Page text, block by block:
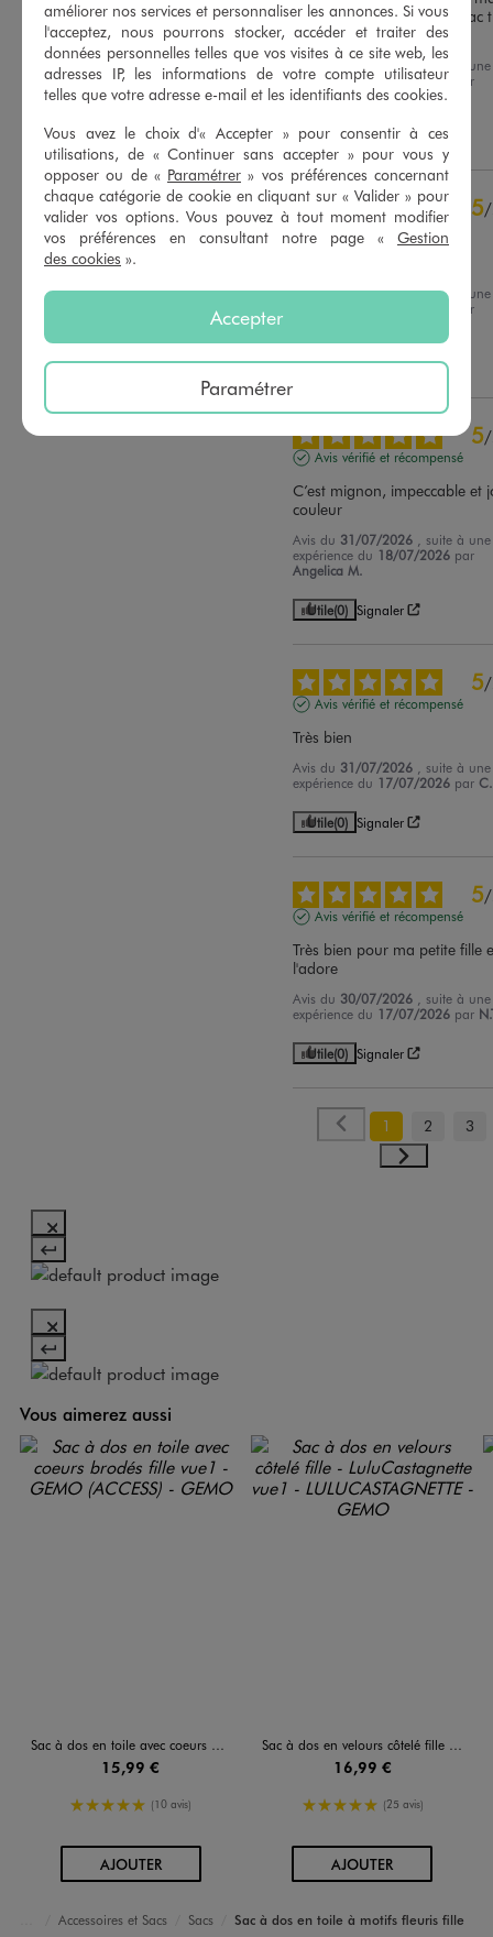
Basé sur13 avis soumis à un
contrôle
Voir tous les avis sur ce site
5étoiles
12
4étoiles
1
3étoiles
0
2étoiles
0
1étoile 0
Trier les avis
petite fille pour la mam , sac
pratique
Avis du 07/08/2026
, suite à une
expérience du
25/07/2026
par
Coralie B.
Utile (0) Signaler
5/
Avis vérifié et récompensé
Avis du03/08/2026 , suite à une
par
Utile(0) Signaler
5/
Avis vérifié et récompensé
C’est mignon, impeccable et
couleur
Avis du 31/07/2026
, suite à une
expérience du 18/07/2026 par
Angelica M.
Utile(0) Signaler
5/
Avis vérifié et récompensé
Très bien
Avis du 31/07/2026
, suite à une
expérience du 17/07/2026 par
Utile(0) Signaler
5/
Avis vérifié et récompensé
Très bien pour ma petite fille
l'adore
Avis du 30/07/2026
, suite à une
expérience du 17/07/2026 par
Utile(0) Signaler
1 2 3
Vous aimerez aussi
Sac à dos en toile avec coeurs brodés fille
15,99 €
5/5 de moyenne
(10 avis)
AJOUTERAU PANIER
Sac à dos en velours côtelé fille - LuluCastagnette
16,99 €
5/5 de moyenne
(25 avis)
AJOUTERAU PANIER
AccueilAccessoires et Sacs Sacs Sac à dos en toile à motifs fleuris fille
améliorer nos services et personnaliser les annonces. Si vous
l'acceptez, nous pourrons stocker, accéder et traiter des
données personnelles telles que vos visites à ce site web, les
adresses IP, les informations de votre compte utilisateur
telles que votre adresse e-mail et les identifiants des cookies.
Vous avez le choix d'« Accepter » pour consentir à ces
utilisations, de « Continuer sans accepter » pour vous y
opposer ou de « Paramétrer » vos préférences concernant
chaque catégorie de cookie en cliquant sur « Valider » pour
valider vos options. Vous pouvez à tout moment modifier
vos préférences en consultant notre page « Gestion
des cookies ».
Accepter
Paramétrer